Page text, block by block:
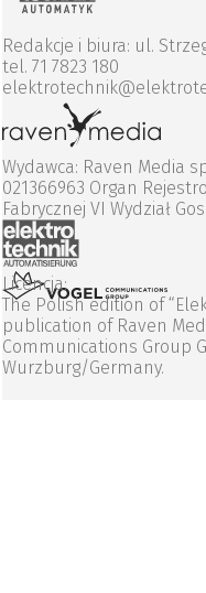
Redakcje i biura: ul.
tel. 71 7823 180
Wydawca: Raven Media
021366963 Organ
Fabrycznej VI Wydział
Licencja:
The Polish edition of
publication of Raven
Communications Group
Wurzburg/Germany.